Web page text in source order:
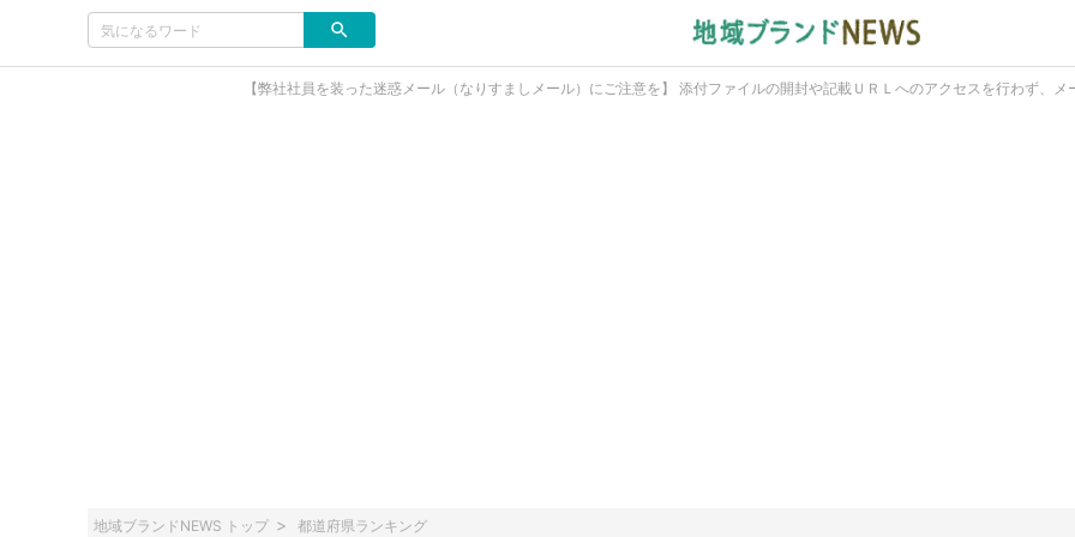
【弊社社員を装った迷惑メール（なりすましメール）にご注意を】 添付ファイルの開封や記載ＵＲＬへのアクセスを行わず、メ
地域ブランドNEWS トップ 都道府県ランキング